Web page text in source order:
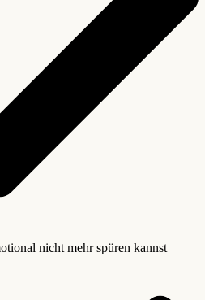
nicht mehr spüren kannst